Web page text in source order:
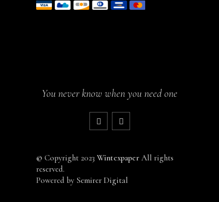
You never know when you need one
© Copyright 2023 WintexpaperAll rights
reserved.
Powered by Semirer Digital